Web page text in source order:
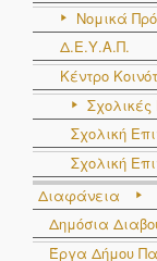
Νομικά
Δ.Ε.Υ.Α.Π.
Κέντρο
Σχολικές
Σχολική
Σχολική
Διαφάνεια
Δημόσια
Έργα Δήμου